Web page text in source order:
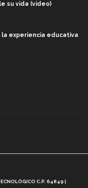
su vida (video)
experiencia educativa
C.P. 64849 |